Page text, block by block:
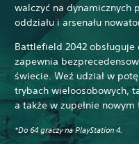
walczyć na dynamicznych
oddziału i arsenału
Battlefield 2042 obsługuje
zapewnia
świecie. Weź udział w
trybach wieloosobowych,
a także w zupełnie
*Do 64 graczy na PlayStation 4.